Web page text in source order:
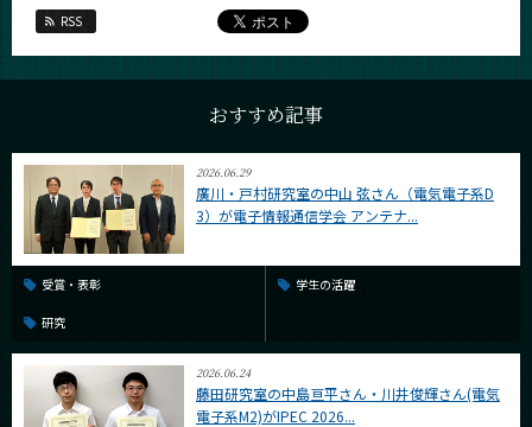
RSS
おすすめ記事
2026.06.29
廣川・戸村研究室の中山 弦さん（電気電子系D
3）が電子情報通信学会 アンテナ...
受賞・表彰 学生の活躍
研究
2026.06.24
藤田研究室の中島亘平さん・川井俊輝さん(電気
電子系M2)がIPEC 2026...